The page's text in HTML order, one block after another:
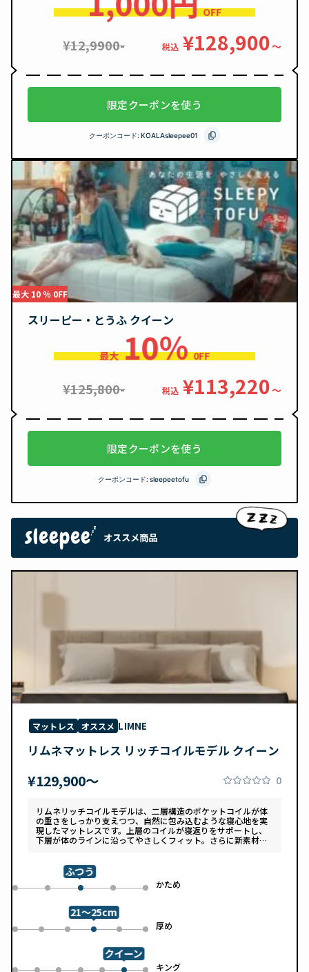
OFF
¥12,9900- 税込 ¥128,900〜
限定クーポンを使う
クーポンコード: KOALAsleepee01
最大 10 ％ 0FF
スリーピー・とうふ クイーン
最大 10％ 0FF
¥125,800- 税込 ¥113,220〜
限定クーポンを使う
クーポンコード: sleepeetofu
オススメ商品
マットレス オススメ LIMNE
リムネマットレス リッチコイルモデル クイーン
¥129,900〜 0
リムネリッチコイルモデルは、二層構造のポケットコイルが体
の重さをしっかり支えつつ、自然に包み込むような寝心地を実
現したマットレスです。上層のコイルが寝返りをサポートし、
下層が体のラインに沿ってやさしくフィット。さらに新素材
ンで、カバーは自宅で洗濯可能。清潔さと快適さの両方を追求
した一枚です。
0 1 2
ふつう
3 かため
4
0 1 2 3
21～25cm
4 厚め
5
クイーン
キング